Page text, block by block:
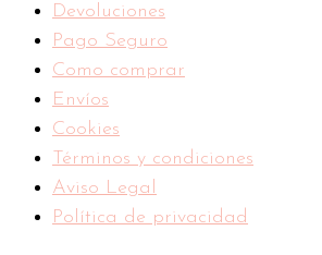
Devoluciones
Pago Seguro
Como comprar
Envíos
Cookies
Términos y condiciones
Aviso Legal
Política de privacidad